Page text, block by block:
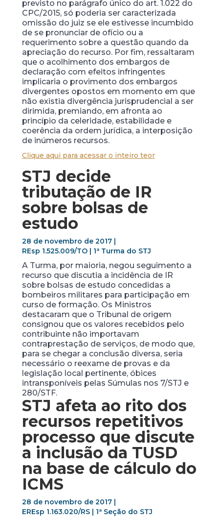
previsto no parágrafo único do art. 1.022 do
CPC/2015, só poderia ser caracterizada
omissão do juiz se ele estivesse incumbido
de se pronunciar de ofício ou a
requerimento sobre a questão quando da
apreciação do recurso. Por fim, ressaltaram
que o acolhimento dos embargos de
declaração com efeitos infringentes
implicaria o provimento dos embargos
divergentes opostos em momento em que
não existia divergência jurisprudencial a ser
dirimida, premiando, em afronta ao
princípio da celeridade, estabilidade e
coerência da ordem jurídica, a interposição
de inúmeros recursos.
Clique aqui para acessar o inteiro teor
STJ decide
tributação de IR
sobre bolsas de
estudo
28 de novembro de 2017 |
REsp 1.525.009/TO | 1ª Turma do STJ
A Turma, por maioria, negou seguimento a
recurso que discutia a incidência de IR
sobre bolsas de estudo concedidas a
bombeiros militares para participação em
curso de formação. Os Ministros
destacaram que o Tribunal de origem
consignou que os valores recebidos pelo
contribuinte não importavam
contraprestação de serviços, de modo que,
para se chegar a conclusão diversa, seria
necessário o reexame de provas e da
legislação local pertinente, óbices
intransponíveis pelas Súmulas nos 7/STJ e
280/STF.
STJ afeta ao rito dos
recursos repetitivos
processo que discute
a inclusão da TUSD
na base de cálculo do
ICMS
28 de novembro de 2017 |
EREsp 1.163.020/RS | 1ª Seção do STJ